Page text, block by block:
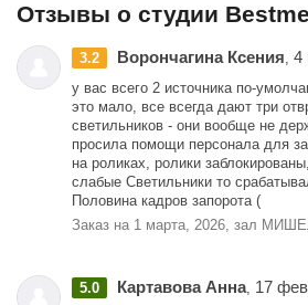
Отзывы о студии
3.2 Ворончагина Ксения, 4
у вас всего 2 источника по-
это мало, все всегда дают три
светильников - они вообще не
просила помощи персонала для
на роликах, ролики
слабые Светильники то
Половина кадров запорота (
Заказ на 1 марта, 2026, зал
5.0 Картавова Анна, 17